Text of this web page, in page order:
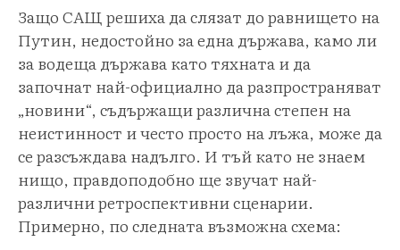
Защо САЩ решиха да слязат до равнището на
Путин, недостойно за една държава, камо ли
за водеща държава като тяхната и да
започнат най-официално да разпространяват
„новини“, съдържащи различна степен на
неистинност и често просто на лъжа, може да
се разсъждава надълго. И тъй като не знаем
нищо, правдоподобно ще звучат най-
различни ретроспективни сценарии.
Примерно, по следната възможна схема: